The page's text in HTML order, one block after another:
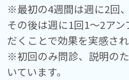
※最初の4週間は週に2回
その後は週に1回1～2ア
だくことで効果を実感され
※初回のみ問診、説明の
いています。